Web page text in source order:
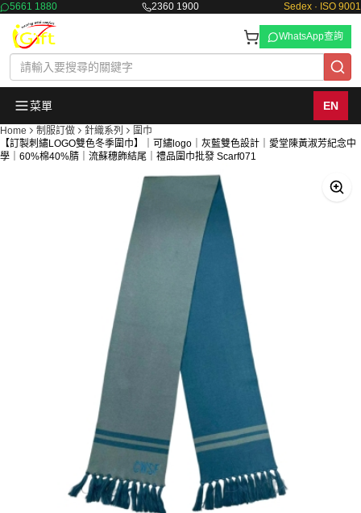
5661 1880 2360 1900 Sedex · ISO 9001
WhatsApp查詢
菜單 EN
Home 制服訂做 針織系列
圍巾
【訂製刺繡LOGO雙色冬季圍巾】｜可繡logo｜灰藍雙色設計｜愛堂陳黃淑芳紀念中
學｜60%棉40%腈｜流蘇穗飾結尾｜禮品圍巾批發 Scarf071